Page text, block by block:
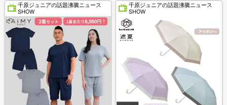
千原ジュニアの話題沸騰ニュース
SHOW
千原ジュニアの話題沸騰ニュース
SHOW